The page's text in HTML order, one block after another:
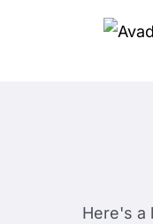
Here's a